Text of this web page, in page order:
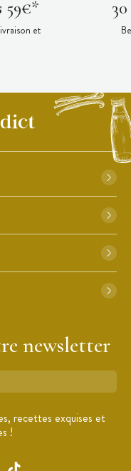
59€*
et
newsletter
recettes exquises et
!